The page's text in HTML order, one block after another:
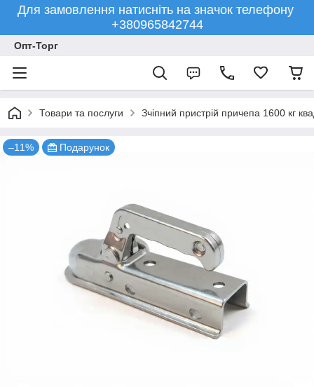
Для замовлення натисніть на значок телефону
+380965842744
Опт-Торг
Товари та послуги Зчіпний пристрій причепа 1600 кг
–11% Подарунок